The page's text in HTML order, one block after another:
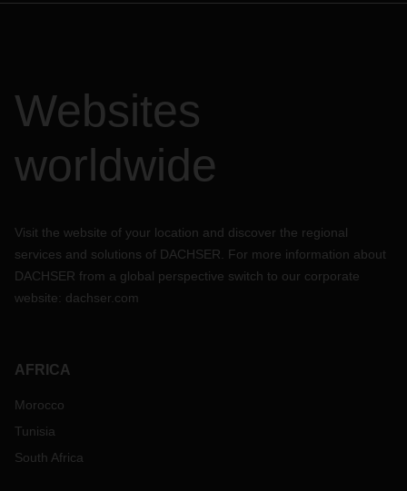
Websites
worldwide
Visit the website of your location and discover the regional
services and solutions of DACHSER. For more information about
DACHSER from a global perspective switch to our corporate
website: dachser.com
AFRICA
Morocco
Tunisia
South Africa